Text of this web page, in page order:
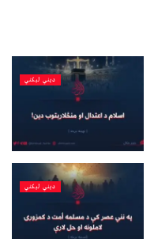
دیني لیکني
دیني لیکني